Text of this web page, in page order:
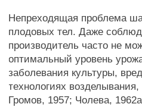
Непреходящая проблема
плодовых тел. Даже
производитель часто не
оптимальный уровень
заболевания культуры,
технологиях
Громов, 1957; Чолева,